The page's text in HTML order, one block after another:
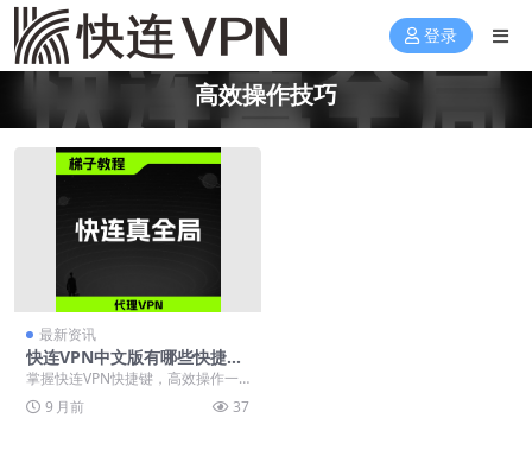
登录
高效操作技巧
最新资讯
快连VPN中文版有哪些快捷
键？2025年高效操作技巧大全
掌握快连VPN快捷键，高效操作一
键直达。2025年最新中文版快捷键
全解析，涵盖连...
9 月前 37